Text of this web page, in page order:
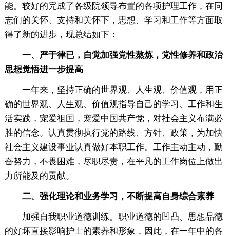
能。较好的完成了各级院领导布置的各项护理工作，在同
志们的关怀、支持和关怀下，思想、学习和工作等方面取
得了新的进步，现总结如下：
一、严于律已，自觉加强党性熬炼，党性修养和政治
思想觉悟进一步提高
一年来，坚持正确的世界观、人生观、价值观，用正
确的世界观、人生观、价值观指导自己的学习、工作和生
活实践，宠爱祖国，宠爱中国共产党，对社会主义布满必
胜的信念。认真贯彻执行党的路线、方针、政策，为加快
社会主义建设事业认真做好本职工作。工作主动主动，勤
奋努力，不畏困难，尽职尽责，在平凡的工作岗位上做出
力所能及的贡献。
二、强化理论和业务学习，不断提高自身综合素养
加强自我职业道德训练。职业道德的凹凸、思想品德
的好坏直接影响护士的素养和形象，因此，在一年中的各